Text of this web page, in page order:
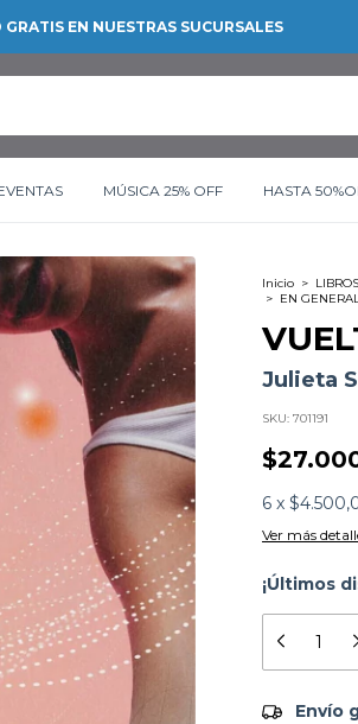
GRATIS EN NUESTRAS SUCURSALES
MÚSICA 25% OFF HASTA
Inicio > LIBROS
> EN
Julieta
SKU: 701191
6 x
Ver más
¡Últimos
EnvíoEnvío